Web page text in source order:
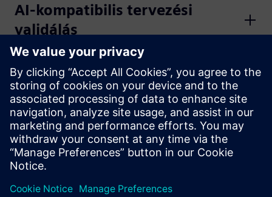
AI-kompatibilis tervezési
validálás
Gépi tanulás a tudás
újrafelhasználásához
Természetes nyelvfeldolgozás
(NLP) tervezési
segítségnyújtáshoz